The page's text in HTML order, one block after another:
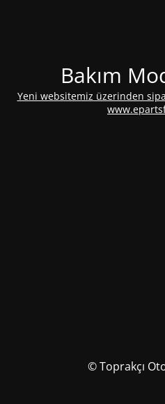
Bakım
Yeni websitemiz üzerinden
© Toprakçı